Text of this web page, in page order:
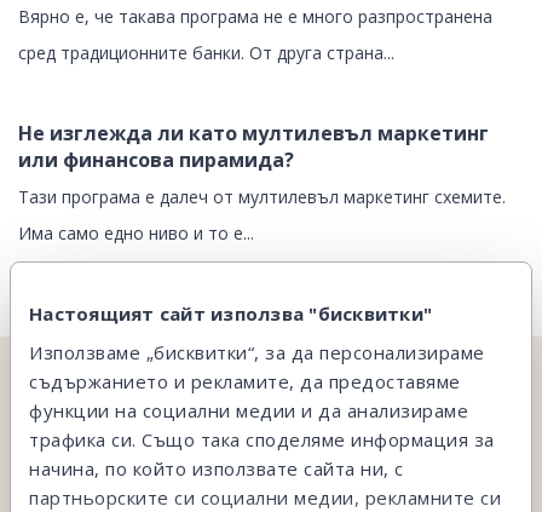
Настоящият сайт използва "бисквитки"
Използваме „бисквитки“, за да персонализираме
съдържанието и рекламите, да предоставяме
функции на социални медии и да анализираме
трафика си. Също така споделяме информация за
начина, по който използвате сайта ни, с
партньорските си социални медии, рекламните си
Вярно е, че такава програма не е много разпространена
сред традиционните банки. От друга страна...
Не изглежда ли като мултилевъл маркетинг
или финансова пирамида?
Тази програма е далеч от мултилевъл маркетинг схемите.
Има само едно ниво и то е...
НЕ ОТКРИВАШ ТОВА, КОЕТО ТЪРСИШ?
На твое разположение сме и ще ти съдействаме.